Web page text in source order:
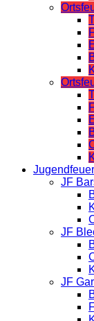
JF
JF
JF